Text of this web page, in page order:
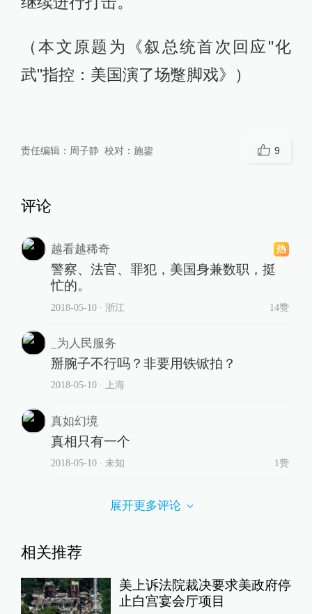
（本文原题为《叙总统首次回应"化
武"指控：美国演了场蹩脚戏》）
责任编辑： 周子静 校对： 施鋆 9
评论
越看越稀奇
警察、法官、罪犯，美国身兼数职，挺
忙的。
2018-05-10∙ 浙江 14赞
_为人民服务
掰腕子不行吗？非要用铁锨拍？
2018-05-10∙ 上海
真如幻境
真相只有一个
2018-05-10∙ 未知 1赞
展开更多评论
相关推荐
美上诉法院裁决要求美政府停
止白宫宴会厅项目